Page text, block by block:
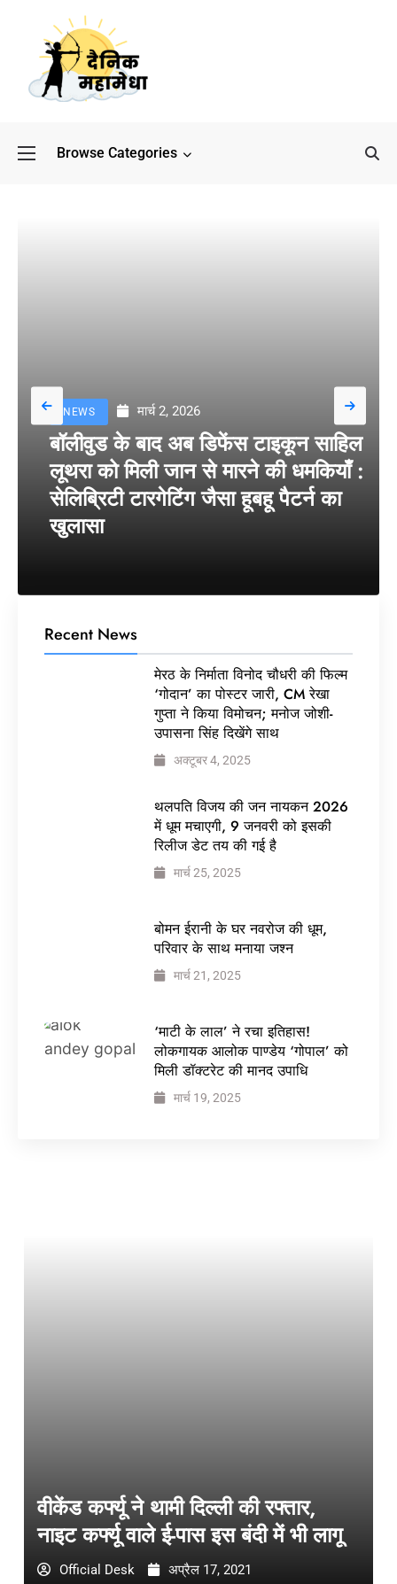
Browse Categories
NEWS मार्च 2, 2026
बॉलीवुड के बाद अब डिफेंस टाइकून साहिल
लूथरा को मिली जान से मारने की धमकियाँ :
सेलिब्रिटी टारगेटिंग जैसा हूबहू पैटर्न का
खुलासा
Recent News
मेरठ के निर्माता विनोद चौधरी की फिल्म
‘गोदान’ का पोस्टर जारी, CM रेखा
गुप्ता ने किया विमोचन; मनोज जोशी-
उपासना सिंह दिखेंगे साथ
अक्टूबर 4, 2025
थलपति विजय की जन नायकन 2026
में धूम मचाएगी, 9 जनवरी को इसकी
रिलीज डेट तय की गई है
मार्च 25, 2025
बोमन ईरानी के घर नवरोज की धूम,
परिवार के साथ मनाया जश्न
मार्च 21, 2025
‘माटी के लाल’ ने रचा इतिहास!
लोकगायक आलोक पाण्डेय ‘गोपाल’ को
मिली डॉक्टरेट की मानद उपाधि
मार्च 19, 2025
वीकेंड कर्फ्यू ने थामी दिल्ली की रफ्तार,
नाइट कर्फ्यू वाले ई-पास इस बंदी में भी लागू
Official Desk अप्रैल 17, 2021